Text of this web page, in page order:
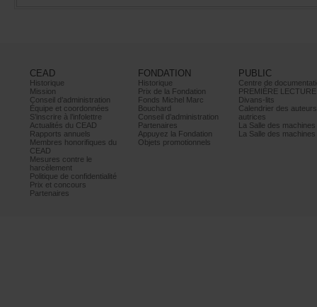
CEAD
Historique
Mission
Conseild’administration
Équipeetcoordonnées
S’inscrireàl’infolettre
ActualitésduCEAD
Rapportsannuels
Membreshonorifiquesdu
CEAD
Mesurescontrele
harcèlement
Politiquedeconfidentialité
Prixetconcours
Partenaires
FONDATION
Historique
PrixdelaFondation
FondsMichelMarc
Bouchard
Conseild’administration
Partenaires
AppuyezlaFondation
Objetspromotionnels
PUBLIC
PREMIÈRELECTURE
Divans-lits
autrices